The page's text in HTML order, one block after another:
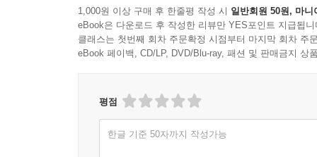
1,000원 이상 구매 후 한줄평 작성 시 일반회원 50원, 마니
eBook은 다운로드 후 작성한 리뷰만 YES포인트 지급됩니
클래스는 첫번째 회차 주문확정 시점부터 마지막 회차 주
eBook 페이백, CD/LP, DVD/Blu-ray, 패션 및 판매금지 상
평점
한글 기준 50자까지 작성가능